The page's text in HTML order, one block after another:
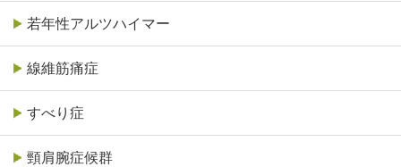
若年性アルツハイマー
線維筋痛症
すべり症
頸肩腕症候群